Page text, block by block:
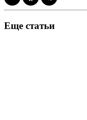
Еще статьи